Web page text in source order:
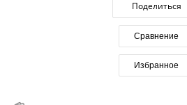
Поделиться
Сравнение
Избранное